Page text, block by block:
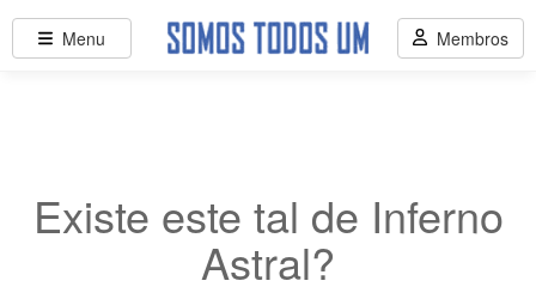
Existe este tal de Inferno
Astral?
Menu Membros